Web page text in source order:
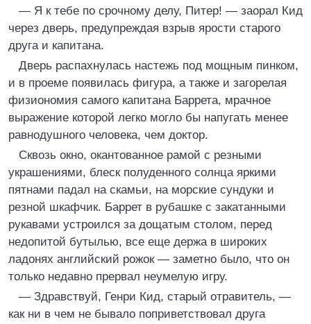
— Я к тебе по срочному делу, Питер! — заорал Кид
через дверь, предупреждая взрыв ярости старого
друга и капитана.
Дверь распахнулась настежь под мощным пинком,
и в проеме появилась фигура, а также и загорелая
физиономия самого капитана Баррета, мрачное
выражение которой легко могло бы напугать менее
равнодушного человека, чем доктор.
Сквозь окно, окантованное рамой с резными
украшениями, блеск полуденного солнца яркими
пятнами падал на скамьи, на морские сундуки и
резной шкафчик. Баррет в рубашке с закатанными
рукавами устроился за дощатым столом, перед
недопитой бутылью, все еще держа в широких
ладонях английский рожок — заметно было, что он
только недавно прервал неумелую игру.
— Здравствуй, Генри Кид, старый отравитель, —
как ни в чем не бывало поприветствовал друга